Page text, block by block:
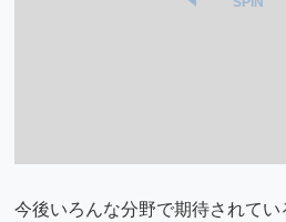
今後いろんな分野で期待されて